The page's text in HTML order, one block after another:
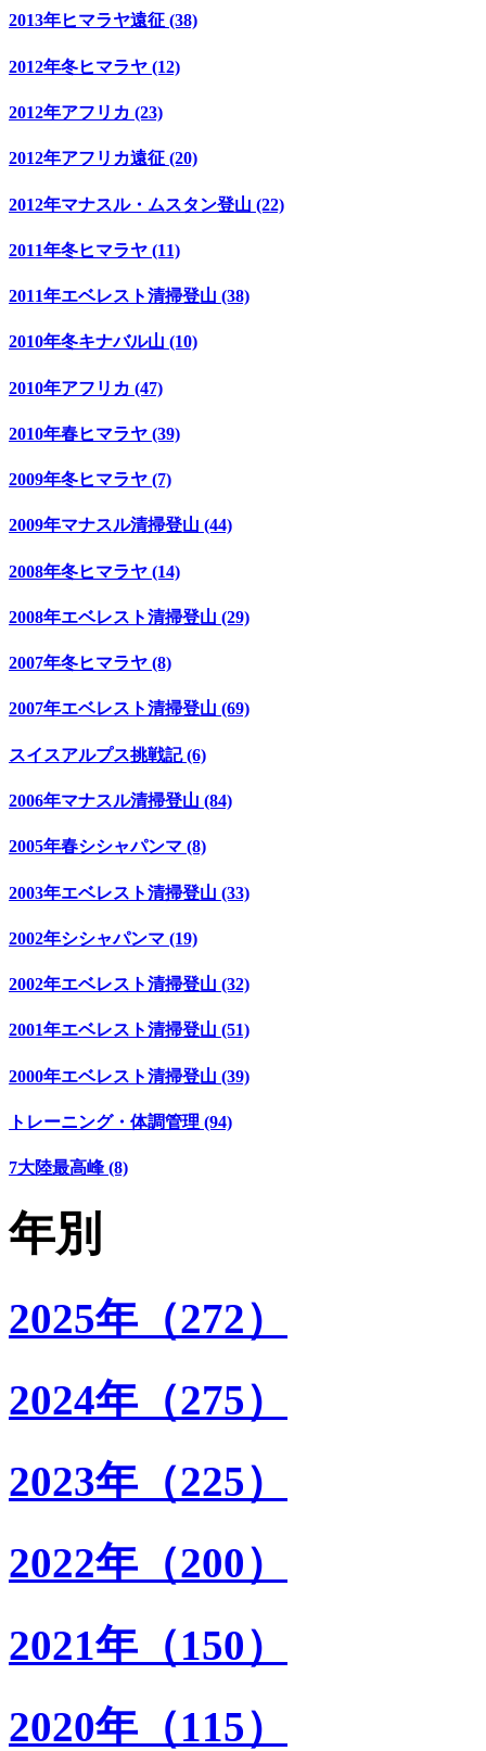
2013年ヒマラヤ遠征 (38)
2012年冬ヒマラヤ (12)
2012年アフリカ (23)
2012年アフリカ遠征 (20)
2012年マナスル・ムスタン登山 (22)
2011年冬ヒマラヤ (11)
2011年エベレスト清掃登山 (38)
2010年冬キナバル山 (10)
2010年アフリカ (47)
2010年春ヒマラヤ (39)
2009年冬ヒマラヤ (7)
2009年マナスル清掃登山 (44)
2008年冬ヒマラヤ (14)
2008年エベレスト清掃登山 (29)
2007年冬ヒマラヤ (8)
2007年エベレスト清掃登山 (69)
スイスアルプス挑戦記 (6)
2006年マナスル清掃登山 (84)
2005年春シシャパンマ (8)
2003年エベレスト清掃登山 (33)
2002年シシャパンマ (19)
2002年エベレスト清掃登山 (32)
2001年エベレスト清掃登山 (51)
2000年エベレスト清掃登山 (39)
トレーニング・体調管理 (94)
7大陸最高峰 (8)
年別
2025年（272）
2024年（275）
2023年（225）
2022年（200）
2021年（150）
2020年（115）